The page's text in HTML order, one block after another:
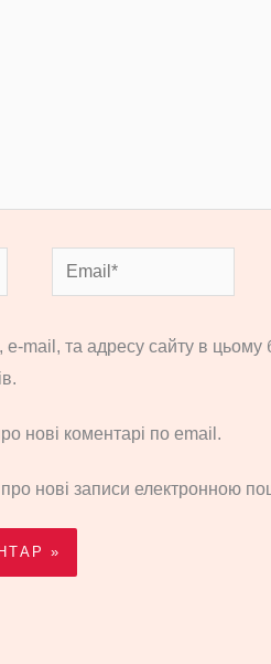
Email*
e-mail, та адресу сайту в цьому
нові коментарі по email.
нові записи електронною